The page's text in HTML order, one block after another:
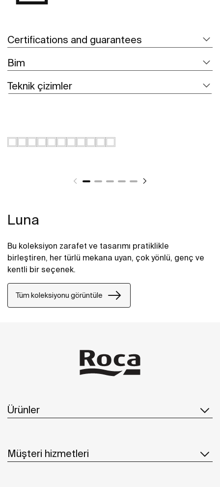
Certifications and guarantees
Bim
Teknik çizimler
Luna
Bu koleksiyon zarafet ve tasarımı pratiklikle
birleştiren, her türlü mekana uyan, çok yönlü, genç ve
kentli bir seçenek.
Tüm koleksiyonu görüntüle
Ürünler
Müşteri hizmetleri